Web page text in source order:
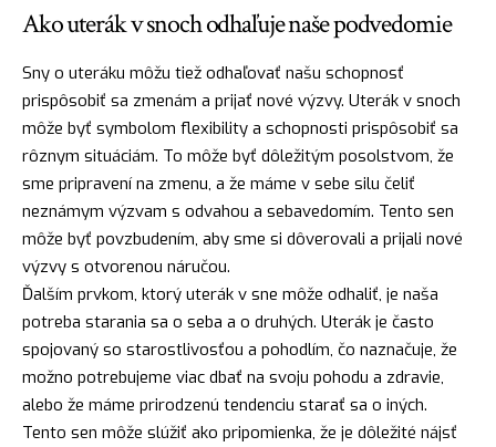
Ako uterák v snoch odhaľuje naše podvedomie
Sny o uteráku môžu tiež odhaľovať našu schopnosť
prispôsobiť sa zmenám a prijať nové výzvy. Uterák v snoch
môže byť symbolom flexibility a schopnosti prispôsobiť sa
rôznym situáciám. To môže byť dôležitým posolstvom, že
sme pripravení na zmenu, a že máme v sebe silu čeliť
neznámym výzvam s odvahou a sebavedomím. Tento sen
môže byť povzbudením, aby sme si dôverovali a prijali nové
výzvy s otvorenou náručou.
Ďalším prvkom, ktorý uterák v sne môže odhaliť, je naša
potreba starania sa o seba a o druhých. Uterák je často
spojovaný so starostlivosťou a pohodlím, čo naznačuje, že
možno potrebujeme viac dbať na svoju pohodu a zdravie,
alebo že máme prirodzenú tendenciu starať sa o iných.
Tento sen môže slúžiť ako pripomienka, že je dôležité nájsť